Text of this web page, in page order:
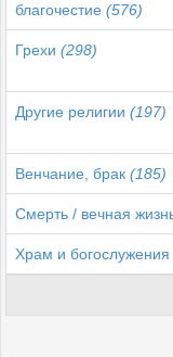
благочестие (576)
Грехи (298)
Другие религии (197)
Венчание, брак (185)
Смерть / вечная
Храм и богослужения